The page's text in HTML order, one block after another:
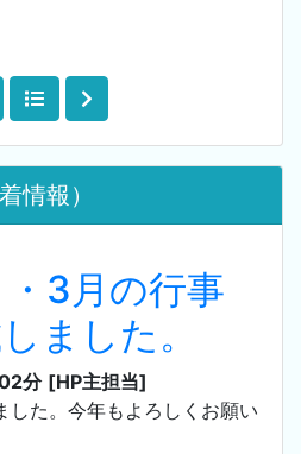
情報）
3月の行事
ました。
分 [HP主担当]
た。今年もよろしくお願い